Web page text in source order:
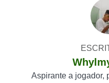
Aspirante a jogador,